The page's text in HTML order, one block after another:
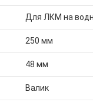
Для ЛКМ на
250 мм
48 мм
Валик